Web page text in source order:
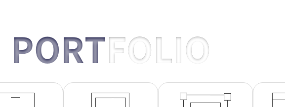
PORTFOLIO